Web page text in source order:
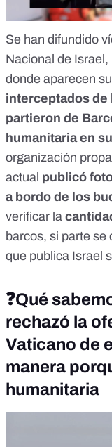
Se han difundido
Nacional de Israel,
donde aparecen
interceptados de
partieron de
humanitaria en
organización
actual publicó
a bordo de los
verificar la
barcos, si parte se
que publica Israel
❓Qué
rechazó la
Vaticano de
manera
humanitaria